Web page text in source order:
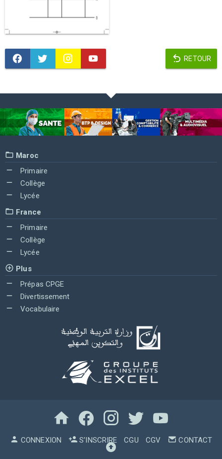
RETOUR
Maroc
Primaire
Collège
Lycée
France
Primaire
Collège
Lycée
Plus
Prépas CPGE
Divertissement
Vocabulaire
CONNEXION S'INSCRIRE CGU CGV CONTACT